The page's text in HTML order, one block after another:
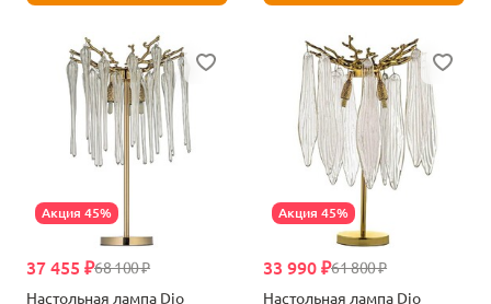
Акция 45%
68 100 ₽
37 455 ₽
Настольная лампа Dio
Акция 45%
61 800 ₽
33 990 ₽
Настольная лампа Dio